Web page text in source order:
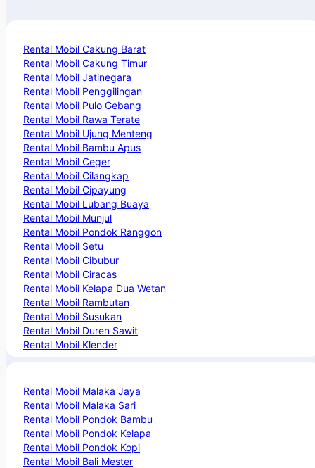
Rental Mobil Cakung Barat
Rental Mobil Cakung Timur
Rental Mobil Jatinegara
Rental Mobil Penggilingan
Rental Mobil Pulo Gebang
Rental Mobil Rawa Terate
Rental Mobil Ujung Menteng
Rental Mobil Bambu Apus
Rental Mobil Ceger
Rental Mobil Cilangkap
Rental Mobil Cipayung
Rental Mobil Lubang Buaya
Rental Mobil Munjul
Rental Mobil Pondok Ranggon
Rental Mobil Setu
Rental Mobil Cibubur
Rental Mobil Ciracas
Rental Mobil Kelapa Dua Wetan
Rental Mobil Rambutan
Rental Mobil Susukan
Rental Mobil Duren Sawit
Rental Mobil Klender
Rental Mobil Malaka Jaya
Rental Mobil Malaka Sari
Rental Mobil Pondok Bambu
Rental Mobil Pondok Kelapa
Rental Mobil Pondok Kopi
Rental Mobil Bali Mester